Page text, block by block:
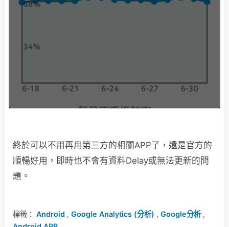
終於可以不用再用第三方的相關APP了，還是官方的
順暢好用，即時也不會有資料Delay或無法更新的問
題。
標籤： Android , Google Analytics (分析) , Google分析,